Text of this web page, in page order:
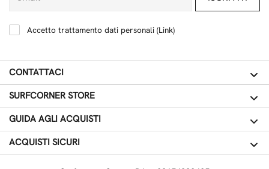
Accetto trattamento dati personali (Link)
CONTATTACI
SURFCORNER STORE
GUIDA AGLI ACQUISTI
ACQUISTI SICURI